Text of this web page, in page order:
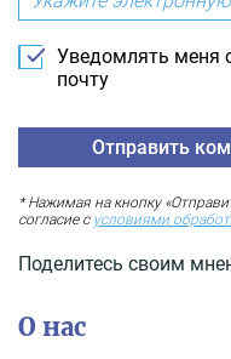
Уведомлять меня
почту
* Нажимая на кнопку
согласие с условиями
Поделитесь своим
О нас